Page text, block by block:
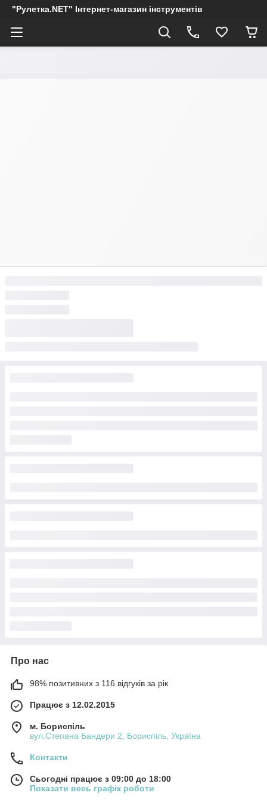
"Рулетка.NET" Інтернет-магазин інструментів
Про нас
98% позитивних з 116 відгуків за рік
Працює з 12.02.2015
м. Бориспіль
вул.Степана Бандери 2, Бориспіль, Україна
Контакти
Сьогодні працює з 09:00 до 18:00
Показати весь графік роботи